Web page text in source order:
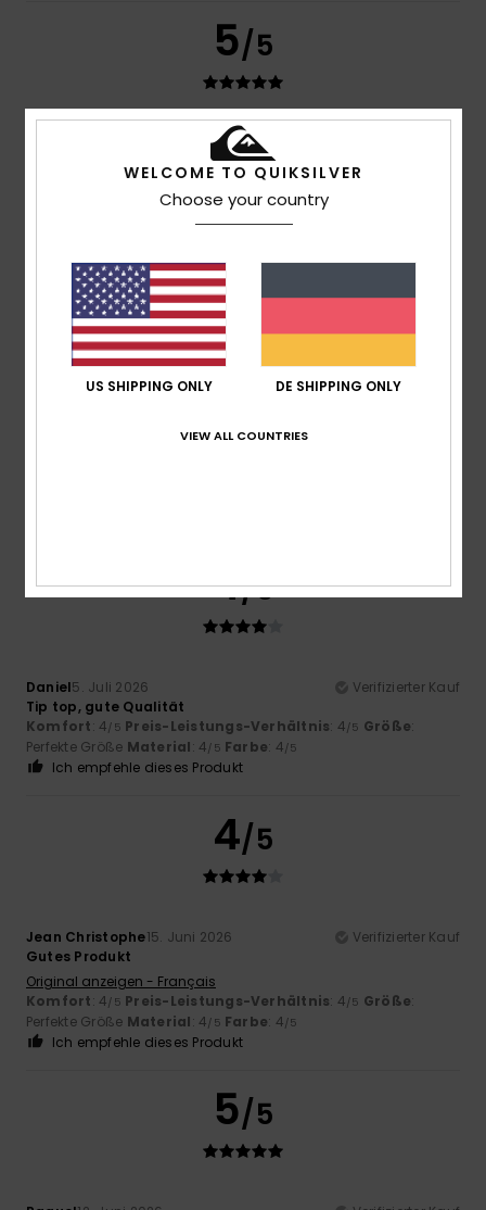
5/5
Hervorragendes Preis-Leistungs-Verhältnis und im
Sonderangebot
Original anzeigen - Français
Preis-Leistungs-Verhältnis
Ich empfehle dieses Produkt
4 /5
4/5
Daniel5. Juli 2026
Verifizierter Kauf
Tip top, gute Qualität
Komfort: 4/5 Preis-Leistungs-Verhältnis: 4/5 Größe:
Perfekte Größe Material: 4/5 Farbe: 4/5
Ich empfehle dieses Produkt
4/5
Jean Christophe15. Juni 2026
Verifizierter Kauf
Gutes Produkt
Original anzeigen - Français
Komfort: 4/5 Preis-Leistungs-Verhältnis: 4/5 Größe:
Perfekte Größe Material: 4/5 Farbe: 4/5
Ich empfehle dieses Produkt
5/5
WELCOME TO QUIKSILVER
Choose your country
US SHIPPING ONLY DE SHIPPING ONLY
VIEW ALL COUNTRIES